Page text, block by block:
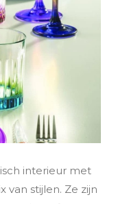
interieur met
van stijlen. Ze zijn